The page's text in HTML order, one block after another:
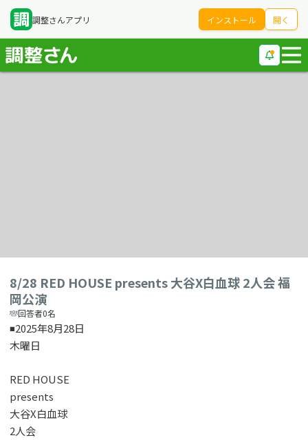
調整さんアプリ インストール 開く
8/28 RED HOUSE presents 大谷X白血球 2人会 福
岡公演
回答者0名
◾️2025年8月28日
木曜日
RED HOUSE
presents
大谷X白血球
2人会